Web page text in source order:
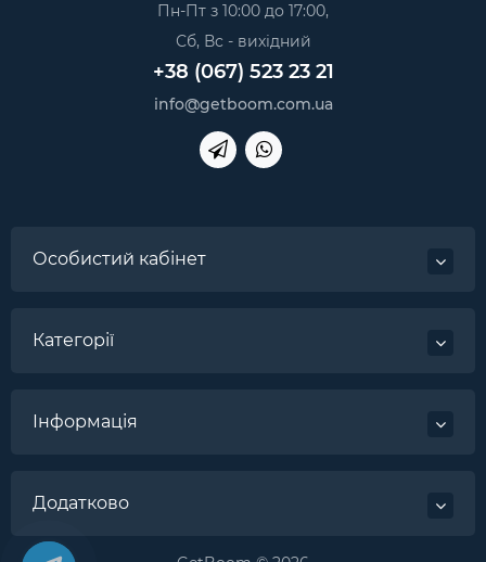
Пн-Пт з 10:00 до 17:00,
Сб, Вс - вихідний
+38 (067) 523 23 21
info@getboom.com.ua
Особистий кабінет
Категорії
Інформація
Додатково